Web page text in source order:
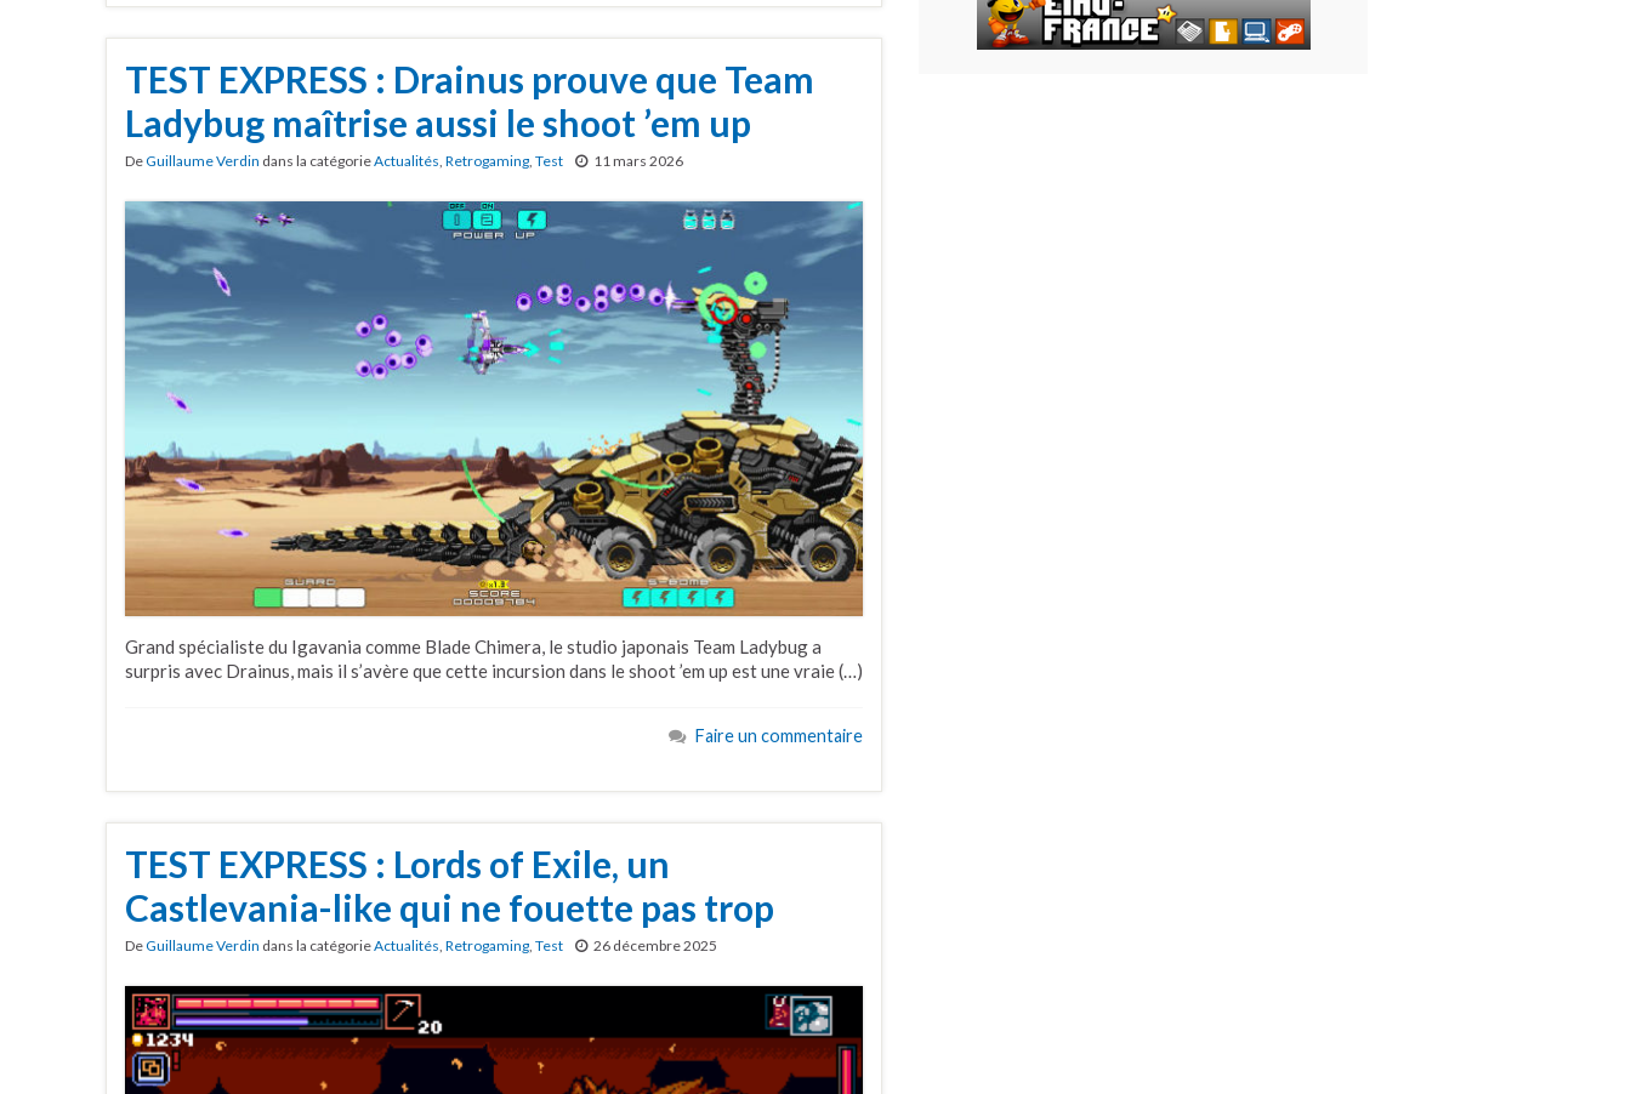
TEST EXPRESS : Drainus prouve que Team
Ladybug maîtrise aussi le shoot ’em up
DeGuillaume Verdin dans la catégorieActualités, Retrogaming, Test 11 mars 2026
Grand spécialiste du Igavania comme Blade Chimera, le studio japonais Team Ladybug a
surpris avec Drainus, mais il s’avère que cette incursion dans le shoot ’em up est une vraie (…)
Faire un commentaire
TEST EXPRESS : Lords of Exile, un
Castlevania-like qui ne fouette pas trop
DeGuillaume Verdin dans la catégorieActualités Retrogaming Test 26 décembre 2025